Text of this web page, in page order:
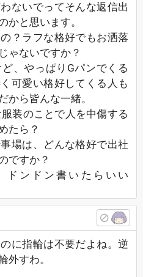
ないでってそんな返信出
かと思います。
？ラフな格好でもお洒落
ゃないですか？
、やっぱりGパンでくる
可愛い格好してくる人も
から皆んな一緒。
装のことで人を中傷する
たら？
場は、どんな格好で出社
ですか？
ドンドン書いたらいい
に指輪は不要だよね。逆
外すわ。